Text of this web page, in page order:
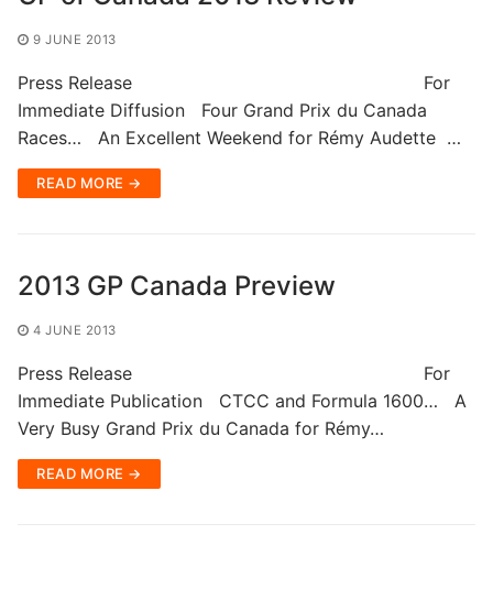
9 JUNE 2013
Press Release For
Immediate Diffusion Four Grand Prix du Canada
Races… An Excellent Weekend for Rémy Audette …
READ MORE →
2013 GP Canada Preview
4 JUNE 2013
Press Release For
Immediate Publication CTCC and Formula 1600… A
Very Busy Grand Prix du Canada for Rémy…
READ MORE →